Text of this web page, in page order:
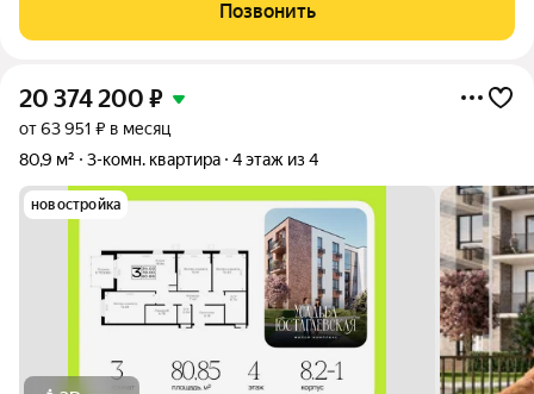
переход права без
Позвонить
20 374 200 ₽
от 63 951 ₽ в месяц
80,9 м²
3-комн. квартира 4 этаж из 4
новостройка